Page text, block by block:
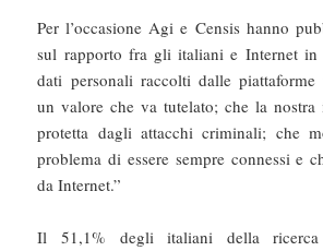
Per l’occasione Agi e Censis hanno
sul rapporto fra gli italiani e Internet in
dati personali raccolti dalle piattaforme
un valore che va tutelato; che la
protetta dagli attacchi criminali; che
problema di essere sempre connessi e
da Internet.”
Il 51,1% degli italiani della ricerca